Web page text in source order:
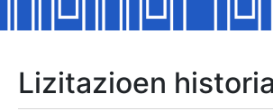
Erakutsi/Ezkutatu
Lizitazioen historia